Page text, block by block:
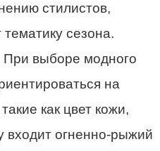
стилистов,
сезона.
выборе модного
на
как цвет кожи,
входит огненно-рыжий